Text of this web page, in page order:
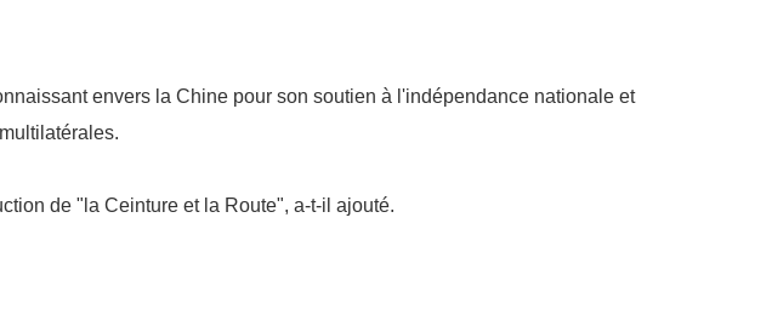
envers la Chine pour son soutien à l'indépendance nationale et
de "la Ceinture et la Route", a-t-il ajouté.